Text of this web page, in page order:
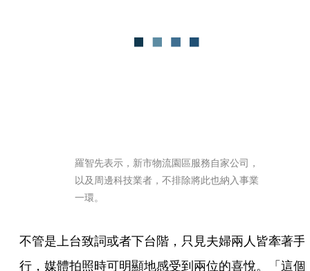
羅智先表示，新市物流園區服務自家公司，
以及周邊科技業者，不排除將此也納入事業
一環。
不管是上台致詞或者下台階，只見夫婦兩人皆牽著手
行，媒體拍照時可明顯地感受到兩位的喜悅。「這個